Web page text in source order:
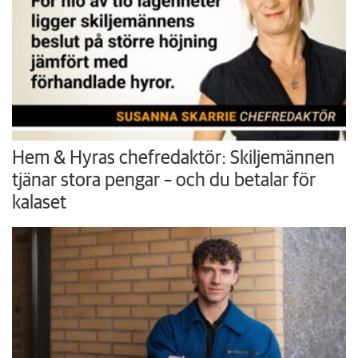
Hem & Hyras chefredaktör: Skiljemännen
tjänar stora pengar – och du betalar för
kalaset